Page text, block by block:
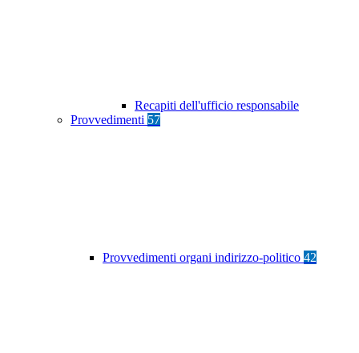
Recapiti dell'ufficio responsabile
Provvedimenti 57
Provvedimenti organi indirizzo-politico 42